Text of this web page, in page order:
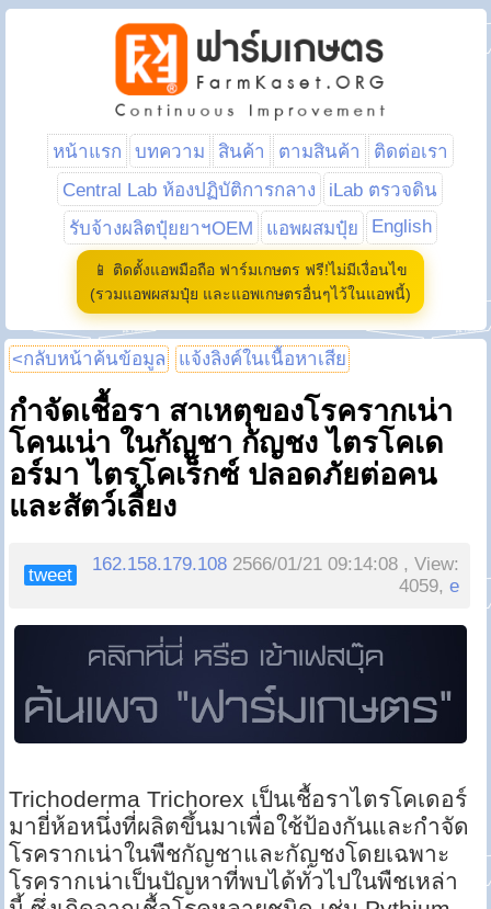
หน้าแรก บทความ สินค้า ตามสินค้า
ติดต่อเรา
Central Lab ห้องปฏิบัติการกลาง
iLab ตรวจดิน
รับจ้างผลิตปุ๋ยยาฯOEM
แอพผสมปุ๋ย English
📱 ติดตั้งแอพมือถือ ฟาร์มเกษตร ฟรี!ไม่มีเงื่อนไข
(รวมแอพผสมปุ๋ย และแอพเกษตรอื่นๆไว้ในแอพนี้)
<กลับหน้าค้นข้อมูล แจ้งลิงค์ในเนื้อหาเสีย
กำจัดเชื้อรา สาเหตุของโรครากเน่า
โคนเน่า ในกัญชา กัญชง ไตรโคเด
อร์มา ไตรโคเร็กซ์ ปลอดภัยต่อคน
และสัตว์เลี้ยง
tweet
162.158.179.108 2566/01/21 09:14:08 , View:
4059,e
Trichoderma Trichorex เป็นเชื้อราไตรโคเดอร์
มายี่ห้อหนึ่งที่ผลิตขึ้นมาเพื่อใช้ป้องกันและกำจัด
โรครากเน่าในพืชกัญชาและกัญชงโดยเฉพาะ
โรครากเน่าเป็นปัญหาที่พบได้ทั่วไปในพืชเหล่า